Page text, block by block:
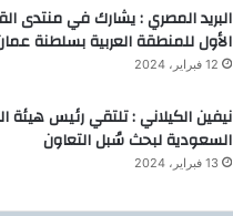
البريد المصري : يشارك في منتدى
الأول للمنطقة العربية بسلطنة
12 فبراير، 2024
نيفين الكيلاني : تلتقي رئيس هيئة
السعودية لبحث سُبل التعاون
13 فبراير، 2024